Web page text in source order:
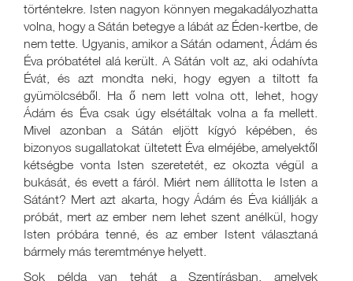
történtekre. Isten nagyon könnyen megakadályozhatta
volna, hogy a Sátán betegye a lábát az Éden-kertbe, de
nem tette. Ugyanis, amikor a Sátán odament, Ádám és
Éva próbatétel alá került. A Sátán volt az, aki odahívta
Évát, és azt mondta neki, hogy egyen a tiltott fa
gyümölcséből. Ha ő nem lett volna ott, lehet, hogy
Ádám és Éva csak úgy elsétáltak volna a fa mellett.
Mivel azonban a Sátán eljött kígyó képében, és
bizonyos sugallatokat ültetett Éva elméjébe, amelyektől
kétségbe vonta Isten szeretetét, ez okozta végül a
bukását, és evett a fáról. Miért nem állította le Isten a
Sátánt? Mert azt akarta, hogy Ádám és Éva kiállják a
próbát, mert az ember nem lehet szent anélkül, hogy
Isten próbára tenné, és az ember Istent választaná
bármely más teremtménye helyett.
Sok példa van tehát a Szentírásban, amelyek